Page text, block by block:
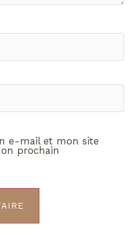
e-mail et mon site
prochain